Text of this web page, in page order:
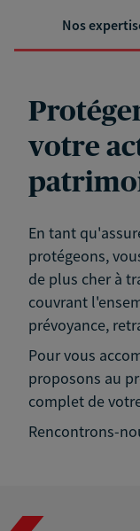
Nos
votre
En tant
protégeons,
de plus cher à
couvrant
prévoyance,
Pour vous
proposons au
complet de
Rencontrons-